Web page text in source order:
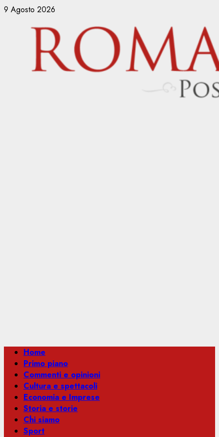
Vai
contenuto
9 Agosto 2026
Menu
principale
Home
Primo piano
Commenti e opinioni
Cultura e spettacoli
Economia e Imprese
Storia e storie
Chi siamo
Sport